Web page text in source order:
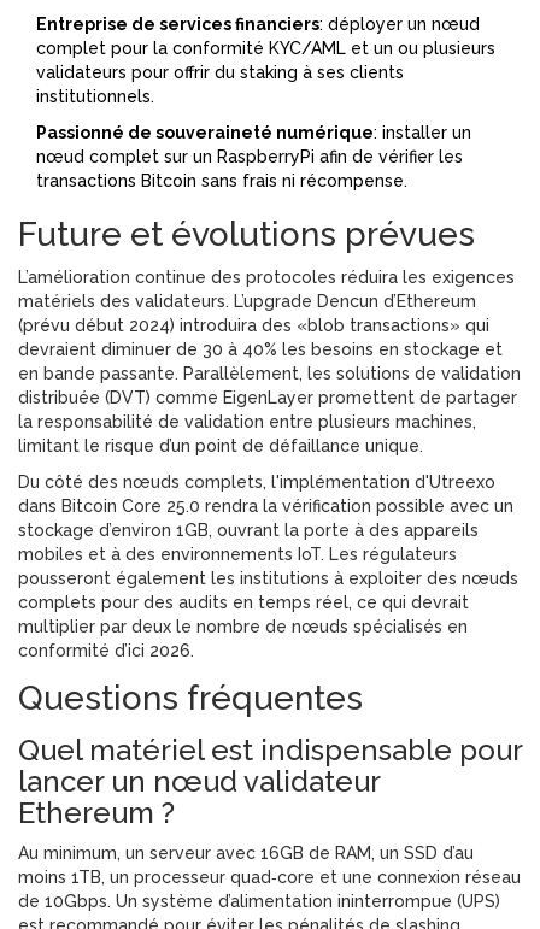
Entreprise de services financiers: déployer un nœud
complet pour la conformité KYC/AML et un ou plusieurs
validateurs pour offrir du staking à ses clients
institutionnels.
Passionné de souveraineté numérique: installer un
nœud complet sur un RaspberryPi afin de vérifier les
transactions Bitcoin sans frais ni récompense.
Future et évolutions prévues
L’amélioration continue des protocoles réduira les exigences
matériels des validateurs. L’upgrade Dencun d’Ethereum
(prévu début 2024) introduira des «blob transactions» qui
devraient diminuer de 30 à 40% les besoins en stockage et
en bande passante. Parallèlement, les solutions de validation
distribuée (DVT) comme EigenLayer promettent de partager
la responsabilité de validation entre plusieurs machines,
limitant le risque d’un point de défaillance unique.
Du côté des nœuds complets, l'implémentation d'Utreexo
dans Bitcoin Core 25.0 rendra la vérification possible avec un
stockage d’environ 1GB, ouvrant la porte à des appareils
mobiles et à des environnements IoT. Les régulateurs
pousseront également les institutions à exploiter des nœuds
complets pour des audits en temps réel, ce qui devrait
multiplier par deux le nombre de nœuds spécialisés en
conformité d’ici 2026.
Questions fréquentes
Quel matériel est indispensable pour
lancer un nœud validateur
Ethereum ?
Au minimum, un serveur avec 16GB de RAM, un SSD d’au
moins 1TB, un processeur quad‑core et une connexion réseau
de 10Gbps. Un système d’alimentation ininterrompue (UPS)